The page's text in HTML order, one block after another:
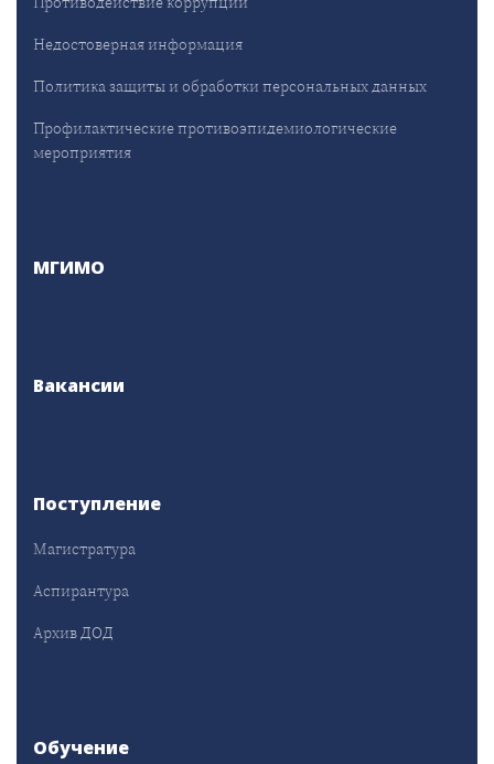
Недостоверная информация
Политика защиты и обработки персональных данных
Профилактические противоэпидемиологические
мероприятия
МГИМО
Вакансии
Поступление
Магистратура
Аспирантура
Архив ДОД
Обучение